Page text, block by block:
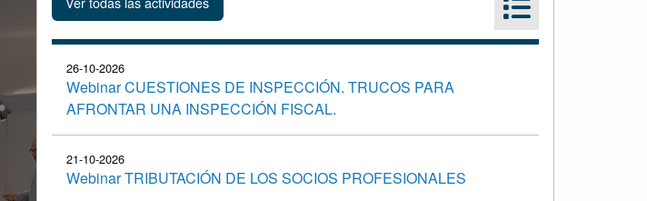
26-10-2026
Webinar CUESTIONES DE INSPECCIÓN. TRUCOS PARA
AFRONTAR UNA INSPECCIÓN FISCAL.
21-10-2026
Webinar TRIBUTACIÓN DE LOS SOCIOS PROFESIONALES